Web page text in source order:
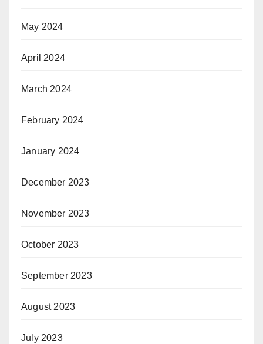
May 2024
April 2024
March 2024
February 2024
January 2024
December 2023
November 2023
October 2023
September 2023
August 2023
July 2023